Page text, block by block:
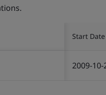
Start Date
2009-10-